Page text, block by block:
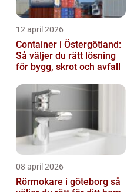
12 april 2026
Container i Östergötland:
Så väljer du rätt lösning
för bygg, skrot och avfall
08 april 2026
Rörmokare i göteborg så